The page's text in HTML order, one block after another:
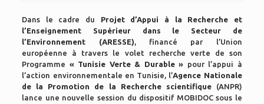
Dans le cadre du Projet d’Appui à la Recherche et
l’Enseignement Supérieur dans le Secteur de
l’Environnement (ARESSE), financé par l’Union
européenne à travers le volet recherche verte de son
Programme « Tunisie Verte & Durable » pour l’appui à
l’action environnementale en Tunisie, l’Agence Nationale
de la Promotion de la Recherche scientifique(ANPR)
lance une nouvelle session du dispositif MOBIDOC sous le